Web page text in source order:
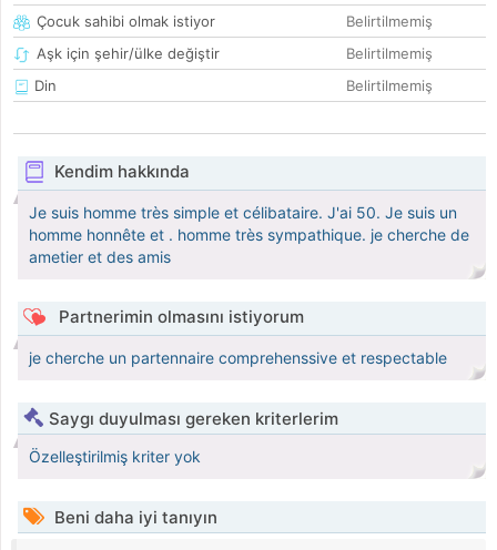
Çocuk sahibi olmak istiyor
Belirtilmemiş
Aşk için şehir/ülke değiştir
Belirtilmemiş
Din
Belirtilmemiş
Kendim hakkında
Je suis homme très simple et célibataire. J'ai 50. Je suis un
homme honnête et . homme très sympathique. je cherche de
ametier et des amis
Partnerimin olmasını istiyorum
je cherche un partennaire comprehenssive et respectable
Saygı duyulması gereken kriterlerim
Özelleştirilmiş kriter yok
Beni daha iyi tanıyın